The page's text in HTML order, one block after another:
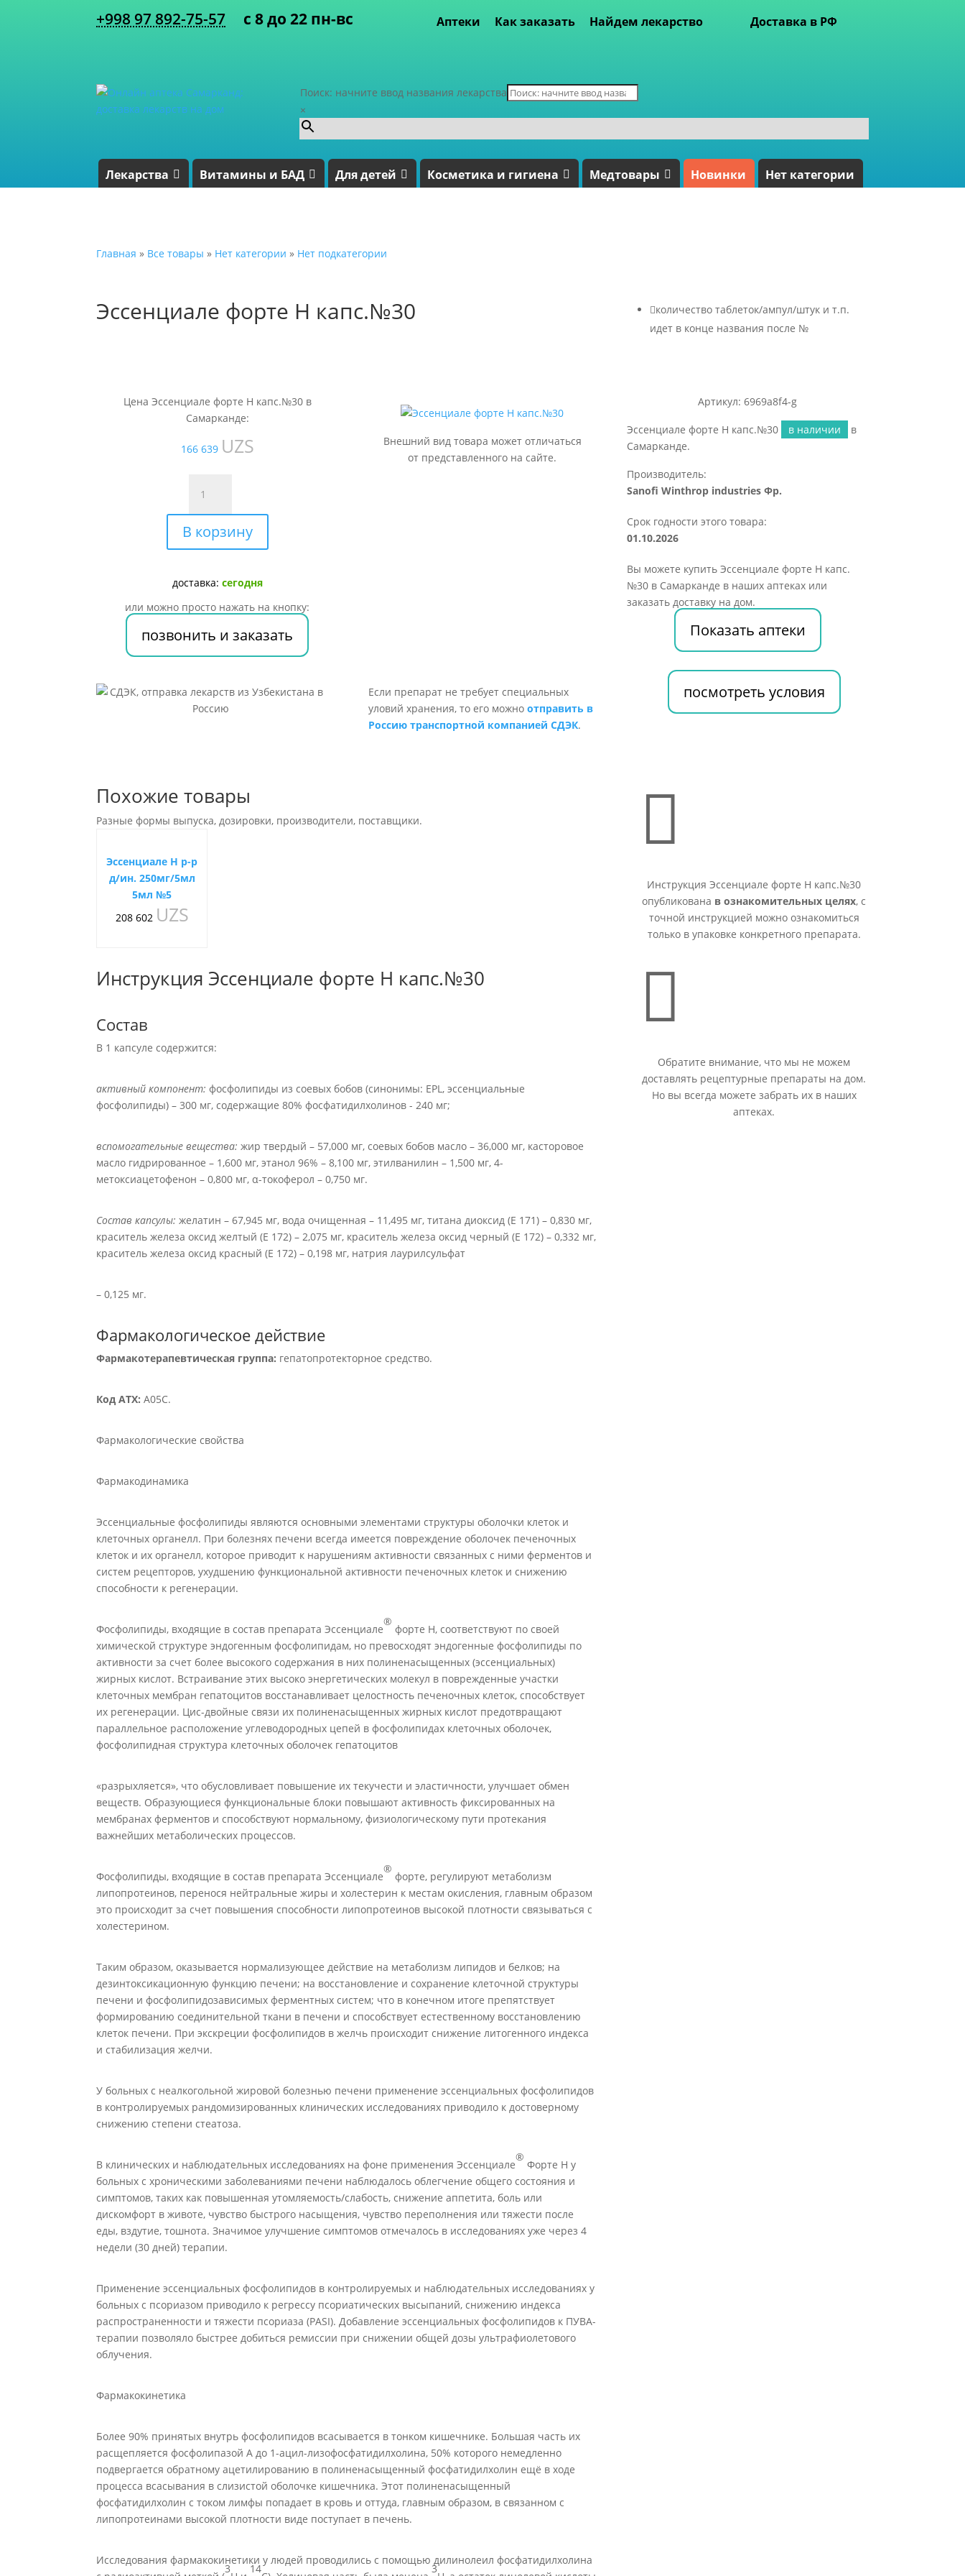
+998 97 892-75-57 с 8 до 22 пн-вс Аптеки Как заказать Найдем лекарство Доставка в РФ
Поиск: начните ввод названия лекарства
×
Лекарства Витамины и БАД Для детей Косметика и гигиена Медтовары Новинки Нет категории
Главная » Все товары » Нет категории » Нет подкатегории
Эссенциале форте Н капс.№30 количество таблеток/ампул/штук и т.п.
идет в конце названия после №
Цена Эссенциале форте Н капс.№30 в
Самарканде:
166 639 UZS
товара
Эссенциале
форте
Н
№30
В корзину
доставка: сегодня
или можно просто нажать на кнопку:
позвонить и заказать
Внешний вид товара может отличаться
от представленного на сайте.
Артикул: 6969a8f4-g
Эссенциале форте Н капс.№30 в наличии
в
Самарканде.
Производитель:
Sanofi Winthrop industries Фр.
Срок годности этого товара:
01.10.2026
Вы можете купить Эссенциале форте Н капс.
№30 в Самарканде в наших аптеках или
заказать доставку на дом.
Показать аптеки
Если препарат не требует специальных
уловий хранения, то его можно отправить в
Россию транспортной компанией СДЭК.
посмотреть условия
Похожие товары
Разные формы выпуска, дозировки, производители, поставщики.
Эссенциале Н р-р
д/ин. 250мг/5мл
5мл №5
208 602 UZS
Инструкция Эссенциале форте Н капс.№30
Состав
В 1 капсуле содержится:
активный компонент:фосфолипиды из соевых бобов (синонимы: EPL, эссенциальные
фосфолипиды) – 300 мг, содержащие 80% фосфатидилхолинов - 240 мг;
вспомогательные вещества:жир твердый – 57,000 мг, соевых бобов масло – 36,000 мг, касторовое
масло гидрированное – 1,600 мг, этанол 96% – 8,100 мг, этилванилин – 1,500 мг, 4-
метоксиацетофенон – 0,800 мг, α-токоферол – 0,750 мг.
Состав капсулы:желатин – 67,945 мг, вода очищенная – 11,495 мг, титана диоксид (Е 171) – 0,830 мг,
краситель железа оксид желтый (Е 172) – 2,075 мг, краситель железа оксид черный (Е 172) – 0,332 мг,
краситель железа оксид красный (Е 172) – 0,198 мг, натрия лаурилсульфат
– 0,125 мг.
Фармакологическое действие
Фармакотерапевтическая группа: гепатопротекторное средство.
Код АТХ:А05С.
Фармакологические свойства
Фармакодинамика
Эссенциальные фосфолипиды являются основными элементами структуры оболочки клеток и
клеточных органелл. При болезнях печени всегда имеется повреждение оболочек печеночных
клеток и их органелл, которое приводит к нарушениям активности связанных с ними ферментов и
систем рецепторов, ухудшению функциональной активности печеночных клеток и снижению
способности к регенерации.
Фосфолипиды, входящие в состав препарата Эссенциале
®
форте Н, соответствуют по своей
химической структуре эндогенным фосфолипидам, но превосходят эндогенные фосфолипиды по
активности за счет более высокого содержания в них полиненасыщенных (эссенциальных)
жирных кислот. Встраивание этих высоко энергетических молекул в поврежденные участки
клеточных мембран гепатоцитов восстанавливает целостность печеночных клеток, способствует
их регенерации. Цис-двойные связи их полиненасыщенных жирных кислот предотвращают
параллельное расположение углеводородных цепей в фосфолипидах клеточных оболочек,
фосфолипидная структура клеточных оболочек гепатоцитов
«разрыхляется», что обусловливает повышение их текучести и эластичности, улучшает обмен
веществ. Образующиеся функциональные блоки повышают активность фиксированных на
мембранах ферментов и способствуют нормальному, физиологическому пути протекания
важнейших метаболических процессов.
Фосфолипиды, входящие в состав препарата Эссенциале
®
форте, регулируют метаболизм
липопротеинов, перенося нейтральные жиры и холестерин к местам окисления, главным образом
это происходит за счет повышения способности липопротеинов высокой плотности связываться с
холестерином.
Таким образом, оказывается нормализующее действие на метаболизм липидов и белков; на
дезинтоксикационную функцию печени; на восстановление и сохранение клеточной структуры
печени и фосфолипидозависимых ферментных систем; что в конечном итоге препятствует
формированию соединительной ткани в печени и способствует естественному восстановлению
клеток печени. При экскреции фосфолипидов в желчь происходит снижение литогенного индекса
и стабилизация желчи.
У больных с неалкогольной жировой болезнью печени применение эссенциальных фосфолипидов
в контролируемых рандомизированных клинических исследованиях приводило к достоверному
снижению степени стеатоза.
В клинических и наблюдательных исследованиях на фоне применения Эссенциале
®
Форте Н у
больных с хроническими заболеваниями печени наблюдалось облегчение общего состояния и
симптомов, таких как повышенная утомляемость/слабость, снижение аппетита, боль или
дискомфорт в животе, чувство быстрого насыщения, чувство переполнения или тяжести после
еды, вздутие, тошнота. Значимое улучшение симптомов отмечалось в исследованиях уже через 4
недели (30 дней) терапии.
Применение эссенциальных фосфолипидов в контролируемых и наблюдательных исследованиях у
больных с псориазом приводило к регрессу псориатических высыпаний, снижению индекса
распространенности и тяжести псориаза (PASI). Добавление эссенциальных фосфолипидов к ПУВА-
терапии позволяло быстрее добиться ремиссии при снижении общей дозы ультрафиолетового
облучения.
Фармакокинетика
Более 90% принятых внутрь фосфолипидов всасывается в тонком кишечнике. Большая часть их
расщепляется фосфолипазой А до 1-ацил-лизофосфатидилхолина, 50% которого немедленно
подвергается обратному ацетилированию в полиненасыщенный фосфатидилхолин ещё в ходе
процесса всасывания в слизистой оболочке кишечника. Этот полиненасыщенный
фосфатидилхолин с током лимфы попадает в кровь и оттуда, главным образом, в связанном с
липопротеинами высокой плотности виде поступает в печень.
Исследования фармакокинетики у людей проводились с помощью дилинолеил фосфатидилхолина
3 14 3

Инструкция Эссенциале форте Н капс.№30
опубликована в ознакомительных целях, с
точной инструкцией можно ознакомиться
только в упаковке конкретного препарата.

Обратите внимание, что мы не можем
доставлять рецептурные препараты на дом.
Но вы всегда можете забрать их в наших
аптеках.